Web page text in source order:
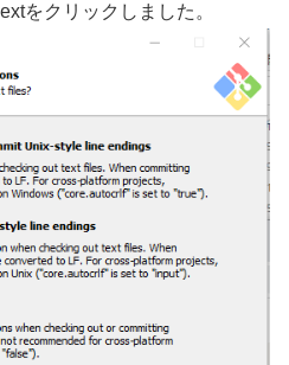
をクリックしました。